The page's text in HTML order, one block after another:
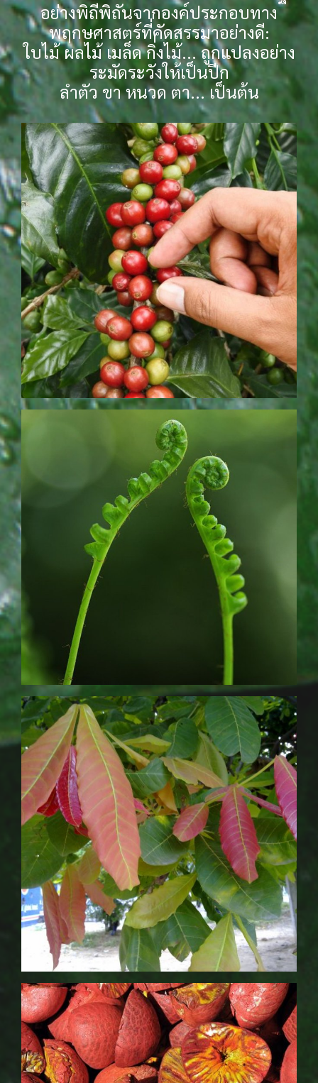
อย่างพิถีพิถันจากองค์ประกอบทาง
พฤกษศาสตร์ที่คัดสรรมาอย่างดี:
ใบไม้ ผลไม้ เมล็ด กิ่งไม้... ถูกแปลงอย่าง
ระมัดระวังให้เป็นปีก
ลำตัว ขา หนวด ตา... เป็นต้น